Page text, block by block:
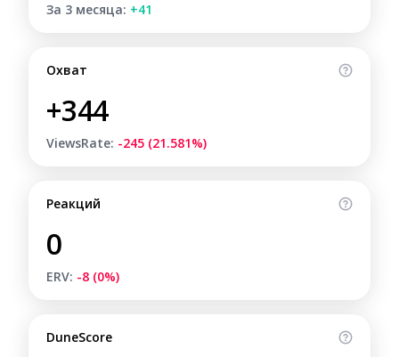
За 3 месяца: +41
Охват
+344
ViewsRate: -245 (21.581%)
Реакций
0
ERV: -8 (0%)
DuneScore